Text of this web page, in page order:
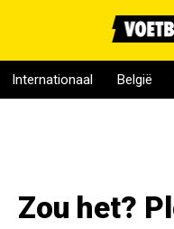
Internationaal België
Zou het?